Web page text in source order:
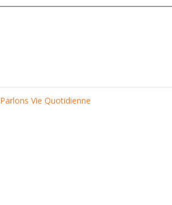
Parlons Vie Quotidienne